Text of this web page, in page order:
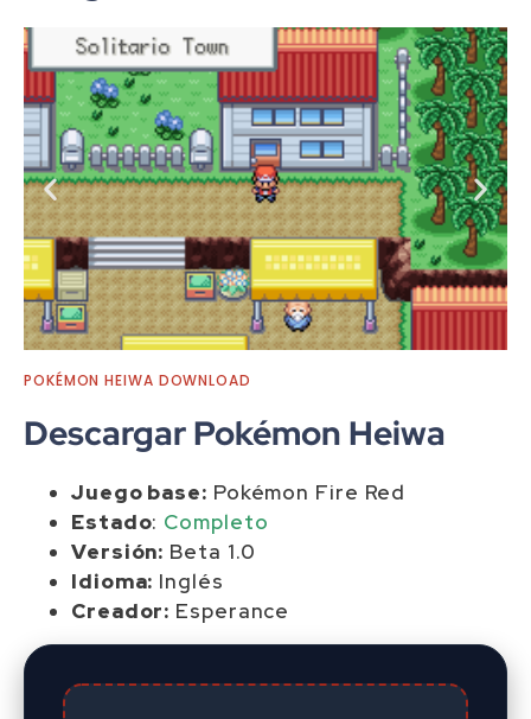
POKÉMON HEIWA DOWNLOAD
Descargar Pokémon Heiwa
Juego base: Pokémon Fire Red
Estado: Completo
Versión: Beta 1.0
Idioma: Inglés
Creador: Esperance